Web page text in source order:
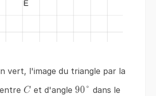
vert, l'image du triangle par la
C
C et d'angle90\degree
90° dans le